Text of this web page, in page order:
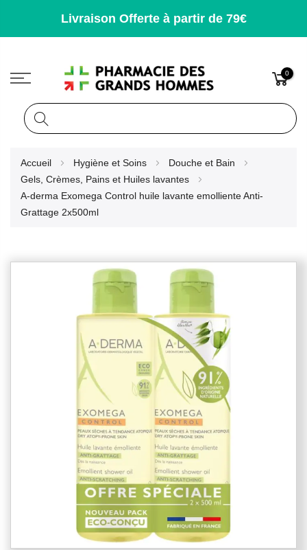
Livraison Offerte à partir de 79€
0
Accueil Hygiène et Soins
Douche et Bain
Gels, Crèmes, Pains et Huiles lavantes
A-derma Exomega Control huile lavante emolliente Anti-
Grattage 2x500ml